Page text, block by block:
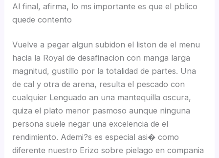
Al final, afirma, lo ms importante es que el pblico
quede contento
Vuelve a pegar algun subidon el liston de el menu
hacia la Royal de desafinacion con manga larga
magnitud, gustillo por la totalidad de partes. Una
de cal y otra de arena, resulta el pescado con
cualquier Lenguado an una mantequilla oscura,
quiza el plato menor pasmoso aunque ninguna
persona suele negar una excelencia de el
rendimiento. Ademi?s es especial asi� como
diferente nuestro Erizo sobre pielago en compania